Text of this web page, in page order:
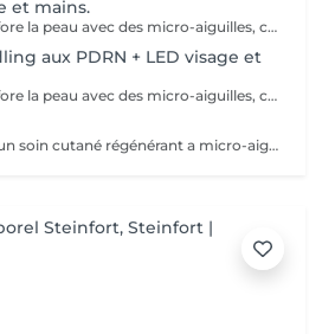
et mains.
Le microneedling perfore la peau avec des micro-aiguilles, créant des micro-canaux qui permettent à un sérum actif (PDRN ou exosomes) de pénétrer en profondeur dans le derme. C'est ce qu'on appelle un soin « biostimulateur » : on ne remplit pas, on stimule la peau pour qu'elle se régénère elle-même. L'association des exosomes et du PDRN (Polydésoxyribonucléotide) est une révolution anti-âge. Il représente le protocole de régénération cutanée le plus avancé en médecine esthétique. Cette synergie permet de stimuler le renouvellement cellulaire de façon accélérée, d'atténuer les cicatrices et de lifter le teint sans chirurgie. C'est une synergie régénératrice puissante, ces deux actifs maximisent la réparation tissulaire et l'éclat du teint. Idéale pour les peaux: matures , avec des dommages solaires importants, des cicatrices, une perte de fermeté. Soin plus puissant que le PDRN . Pour optimiser les effets du soin, nous appliquerons la lumière LED sur le visage. Profitez, également, d'un traitement anti-âge à la lumière Led pour les mains.
aux PDRN + LED visage et
Le microneedling perfore la peau avec des micro-aiguilles, créant des micro-canaux qui permettent à un sérum actif (PDRN ou exosomes) de pénétrer en profondeur dans le derme. C'est ce qu'on appelle un soin « biostimulateur » : on ne remplit pas, on stimule la peau pour qu'elle se régénère elle-même. Tandis que le sérum PDRN pénètre profondément pour stimuler la réparation cellulaire, accélérer la cicatrisation et booster la production de collagène. Pour optimiser les effets du soin, nous appliquerons la lumière LED sur le visage. Profitez, également, d'un traitement anti-âge à la lumière Led pour les mains.
Le microneedling est un soin cutané régénérant a micro-aiguilles permettant de réduire les signes de l'âge et de raviver l'éclat de votre peau, il aide aussi a effacer les traces d'acné, les cicatrices. Un véritable soin qui resserre les pores dilatés , lisse la peau, estimes les rides et ridules grâce au sérum à l'acide hyaluronique. + LED visage et mains